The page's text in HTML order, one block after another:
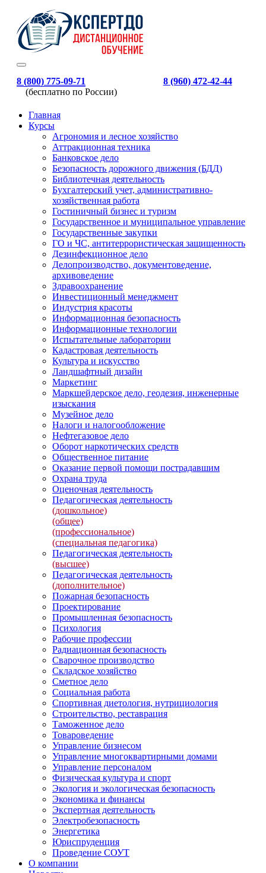
8 (800) 775-09-71
(бесплатно по России)
8 (960) 472-42-44
Главная
Курсы
Агрономия и лесное хозяйство
Аттракционная техника
Банковское дело
Безопасность дорожного движения (БДД)
Библиотечная деятельность
Бухгалтерский учет, административно-
хозяйственная работа
Гостиничный бизнес и туризм
Государственное и муниципальное управление
Государственные закупки
ГО и ЧС, антитеррористическая защищенность
Дезинфекционное дело
Делопроизводство, документоведение,
архивоведение
Здравоохранение
Инвестиционный менеджмент
Индустрия красоты
Информационная безопасность
Информационные технологии
Испытательные лаборатории
Кадастровая деятельность
Культура и искусство
Ландшафтный дизайн
Маркетинг
Маркшейдерское дело, геодезия, инженерные
изыскания
Музейное дело
Налоги и налогообложение
Нефтегазовое дело
Оборот наркотических средств
Общественное питание
Оказание первой помощи пострадавшим
Охрана труда
Оценочная деятельность
Педагогическая деятельность
(дошкольное)
(общее)
(профессиональное)
(специальная педагогика)
Педагогическая деятельность
(высшее)
Педагогическая деятельность
(дополнительное)
Пожарная безопасность
Проектирование
Промышленная безопасность
Психология
Рабочие профессии
Радиационная безопасность
Сварочное производство
Складское хозяйство
Сметное дело
Социальная работа
Спортивная диетология, нутрициология
Строительство, реставрация
Таможенное дело
Товароведение
Управление бизнесом
Управление многоквартирными домами
Управление персоналом
Физическая культура и спорт
Экология и экологическая безопасность
Экономика и финансы
Экспертная деятельность
Электробезопасность
Энергетика
Юриспруденция
Проведение СОУТ
О компании